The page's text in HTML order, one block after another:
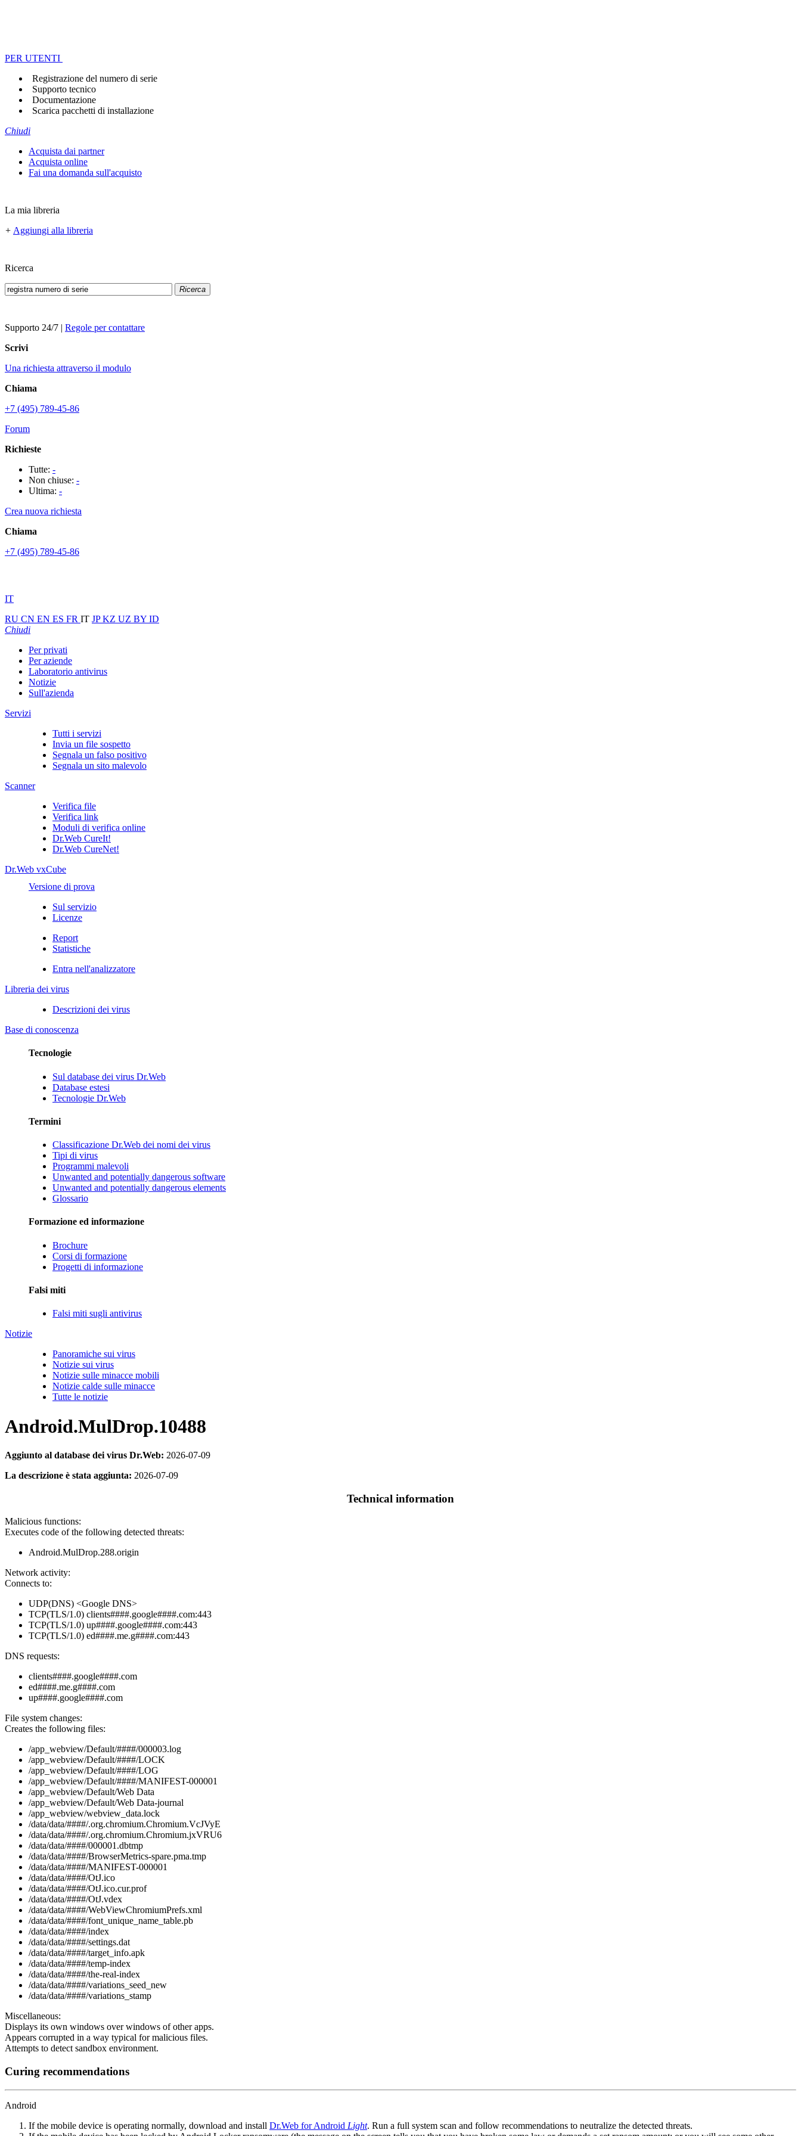
PER UTENTI
Registrazione del numero di serie
Supporto tecnico
Documentazione
Scarica pacchetti di installazione
Chiudi
Acquista dai partner
Acquista online
Fai una domanda sull'acquisto
La mia libreria
+ Aggiungi alla libreria
Ricerca
Ricerca
Supporto 24/7 | Regole per contattare
Scrivi
Una richiesta attraverso il modulo
Chiama
+7 (495) 789-45-86
Forum
Richieste
Tutte: -
Non chiuse: -
Ultima: -
Crea nuova richiesta
Chiama
+7 (495) 789-45-86
IT
RU CN EN ES FR IT JPKZ UZ BY ID
Chiudi
Per privati
Per aziende
Laboratorio antivirus
Notizie
Sull'azienda
Servizi
Tutti i servizi
Invia un file sospetto
Segnala un falso positivo
Segnala un sito malevolo
Scanner
Verifica file
Verifica link
Moduli di verifica online
Dr.Web CureIt!
Dr.Web CureNet!
Dr.Web vxCube
Versione di prova
Sul servizio
Licenze
Report
Statistiche
Entra nell'analizzatore
Libreria dei virus
Descrizioni dei virus
Base di conoscenza
Tecnologie
Sul database dei virus Dr.Web
Database estesi
Tecnologie Dr.Web
Termini
Classificazione Dr.Web dei nomi dei virus
Tipi di virus
Programmi malevoli
Unwanted and potentially dangerous software
Unwanted and potentially dangerous elements
Glossario
Formazione ed informazione
Brochure
Corsi di formazione
Progetti di informazione
Falsi miti
Falsi miti sugli antivirus
Notizie
Panoramiche sui virus
Notizie sui virus
Notizie sulle minacce mobili
Notizie calde sulle minacce
Tutte le notizie
Android.MulDrop.10488
Aggiunto al database dei virus Dr.Web: 2026-07-09
La descrizione è stata aggiunta: 2026-07-09
Technical information
Malicious functions:
Executes code of the following detected threats:
Android.MulDrop.288.origin
Network activity:
Connects to:
UDP(DNS) <Google DNS>
TCP(TLS/1.0) clients####.google####.com:443
TCP(TLS/1.0) up####.google####.com:443
TCP(TLS/1.0) ed####.me.g####.com:443
DNS requests:
clients####.google####.com
ed####.me.g####.com
up####.google####.com
File system changes:
Creates the following files:
/app_webview/Default/####/000003.log
/app_webview/Default/####/LOCK
/app_webview/Default/####/LOG
/app_webview/Default/####/MANIFEST-000001
/app_webview/Default/Web Data
/app_webview/Default/Web Data-journal
/app_webview/webview_data.lock
/data/data/####/.org.chromium.Chromium.VcJVyE
/data/data/####/.org.chromium.Chromium.jxVRU6
/data/data/####/000001.dbtmp
/data/data/####/BrowserMetrics-spare.pma.tmp
/data/data/####/MANIFEST-000001
/data/data/####/OtJ.ico
/data/data/####/OtJ.ico.cur.prof
/data/data/####/OtJ.vdex
/data/data/####/WebViewChromiumPrefs.xml
/data/data/####/font_unique_name_table.pb
/data/data/####/index
/data/data/####/settings.dat
/data/data/####/target_info.apk
/data/data/####/temp-index
/data/data/####/the-real-index
/data/data/####/variations_seed_new
/data/data/####/variations_stamp
Miscellaneous:
Displays its own windows over windows of other apps.
Appears corrupted in a way typical for malicious files.
Attempts to detect sandbox environment.
Curing recommendations
Android
If the mobile device is operating normally, download and install Dr.Web for Android Light. Run a full system scan and follow recommendations to neutralize the detected threats.